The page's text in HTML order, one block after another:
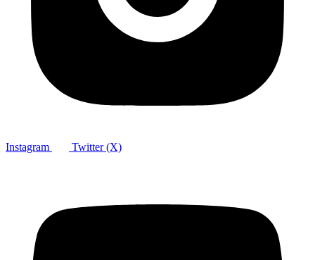
Instagram Twitter (X)